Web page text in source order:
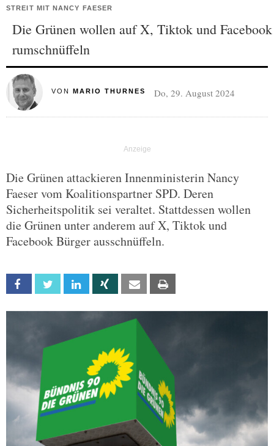
STREIT MIT NANCY FAESER
Die Grünen wollen auf X, Tiktok und Facebook
rumschnüffeln
VON MARIO THURNES Do, 29. August 2024
Die Grünen attackieren Innenministerin Nancy
Faeser vom Koalitionspartner SPD. Deren
Sicherheitspolitik sei veraltet. Stattdessen wollen
die Grünen unter anderem auf X, Tiktok und
Facebook Bürger ausschnüffeln.
Facebook Twitter Linkedin Xing Email